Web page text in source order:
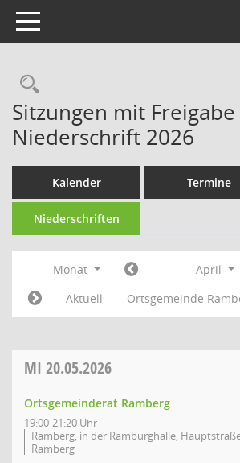
Toggle navigation
Rechercheauswahl
Sitzungen mit
Niederschrift 2026
Kalender Termine
Niederschriften
Monat April
Aktuell
Ortsgemeinde
MI 20.05.2026
Ortsgemeinderat Ramberg
19:00-21:20 Uhr
Ramberg, in der Ramburghalle,
Ramberg